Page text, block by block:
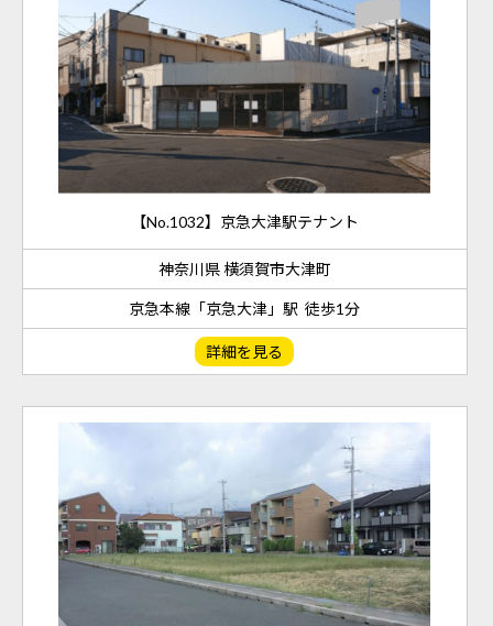
【No.1032】京急大津駅テナント
神奈川県 横須賀市大津町
京急本線「京急大津」駅 徒歩1分
詳細を見る